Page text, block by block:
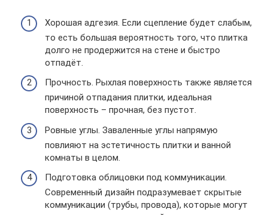
Хорошая адгезия. Если сцепление будет слабым,
то есть большая вероятность того, что плитка
долго не продержится на стене и быстро
отпадёт.
Прочность. Рыхлая поверхность также является
причиной отпадания плитки, идеальная
поверхность – прочная, без пустот.
Ровные углы. Заваленные углы напрямую
повлияют на эстетичность плитки и ванной
комнаты в целом.
Подготовка облицовки под коммуникации.
Современный дизайн подразумевает скрытые
коммуникации (трубы, провода), которые могут